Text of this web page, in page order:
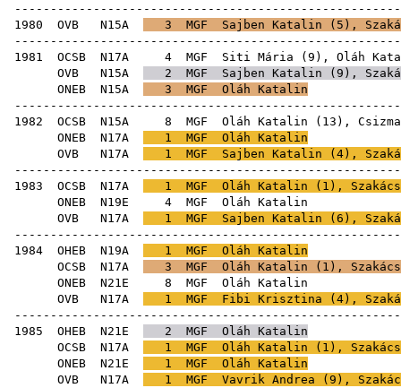
1980 OVB N15A 3 MGF Sajben Katalin ( 5 ),
1981 OCSB N17A 4 MGF Siti Mária ( 9 ), Oláh
OVB N15A 2 MGF Sajben Katalin ( 9 ),
ONEB N15A 3 MGF Oláh Katalin
1982 OCSB N15A 8 MGF Oláh Katalin ( 13 ),
ONEB N17A 1 MGF Oláh Katalin
OVB N17A 1 MGF Sajben Katalin ( 4),
1983 OCSB N17A 1 MGF Oláh Katalin ( 1 ),
ONEB N19E 4 MGF
OVB N17A 1 MGF Sajben Katalin ( 6 ),
1984 OHEB N19A 1 MGF Oláh Katalin
OCSB N17A 3 MGF Oláh Katalin ( 1 ),
ONEB N21E 8 MGF
OVB N17A 1 MGF Fibi Krisztina ( 4),
1985 OHEB N21E 2 MGF Oláh Katalin
OCSB N17A 1 MGF Oláh Katalin ( 1 ),
ONEB N21E 1 MGF Oláh Katalin
OVB N17A 1 MGF Vavrik Andrea ( 9 ),